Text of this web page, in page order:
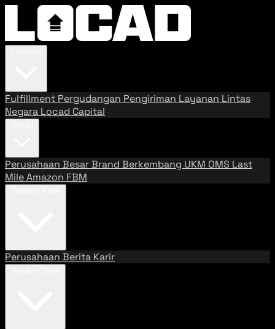
Fulfillment Pergudangan Pengiriman Layanan Lintas
Negara Locad Capital
Perusahaan BesarBrand Berkembang UKM OMS Last
MileAmazon FBM
Perusahaan Berita Karir